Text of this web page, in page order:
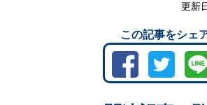
更新
この記事